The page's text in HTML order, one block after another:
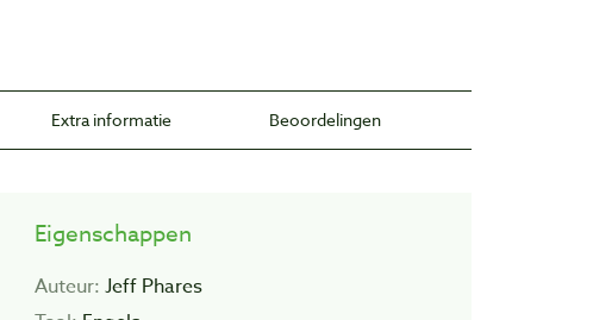
Extra informatie Beoordelingen
Eigenschappen
Auteur: Jeff Phares